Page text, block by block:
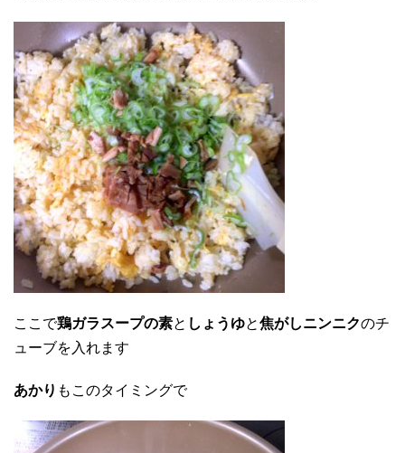
ここで鶏ガラスープの素と しょうゆと焦がしニンニクのチ
ューブを入れます
あかり もこのタイミングで